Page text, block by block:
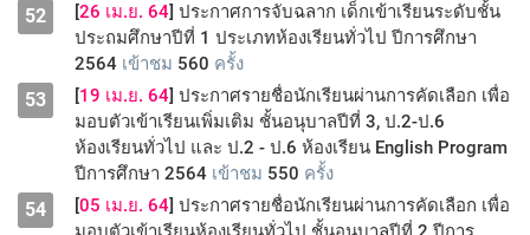
52 [26 เม.ย. 64] ประกาศการจับฉลาก เด็กเข้าเรียนระดับชั้น
ประถมศึกษาปีที่ 1 ประเภทห้องเรียนทั่วไป ปีการศึกษา
2564 เข้าชม 560 ครั้ง
53 [19 เม.ย. 64] ประกาศรายชื่อนักเรียนผ่านการคัดเลือก เพื่อ
มอบตัวเข้าเรียนเพิ่มเติม ชั้นอนุบาลปีที่ 3, ป.2-ป.6
ห้องเรียนทั่วไป และ ป.2 - ป.6 ห้องเรียน English Program
ปีการศึกษา 2564 เข้าชม 550 ครั้ง
54 [05 เม.ย. 64] ประกาศรายชื่อนักเรียนผ่านการคัดเลือก เพื่อ